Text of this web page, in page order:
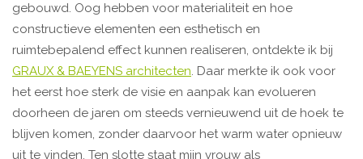
gebouwd. Oog hebben voor materialiteit en hoe
constructieve elementen een esthetisch en
ruimtebepalend effect kunnen realiseren, ontdekte ik bij
GRAUX & BAEYENS architecten. Daar merkte ik ook voor
het eerst hoe sterk de visie en aanpak kan evolueren
doorheen de jaren om steeds vernieuwend uit de hoek te
blijven komen, zonder daarvoor het warm water opnieuw
uit te vinden. Ten slotte staat mijn vrouw als